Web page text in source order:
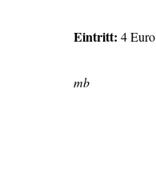
Eintritt: 4 Euro
mb